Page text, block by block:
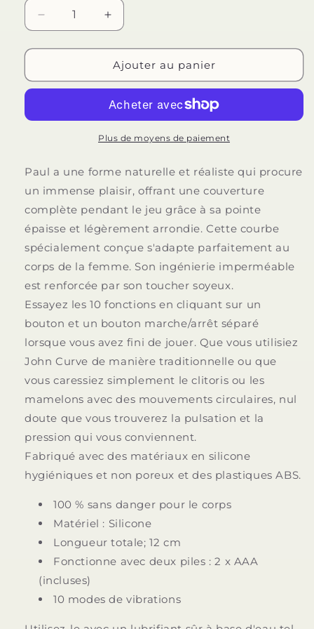
Réduire
la
quantité
GLOSSY
VIBRATEUR
PAUL
Augmenter
la
quantité
de
GLOSSY
VIBRATEUR
PAUL
ROSE
Ajouter au panier
Plus de moyens de paiement
Paul a une forme naturelle et réaliste qui procure
un immense plaisir, offrant une couverture
complète pendant le jeu grâce à sa pointe
épaisse et légèrement arrondie. Cette courbe
spécialement conçue s'adapte parfaitement au
corps de la femme. Son ingénierie imperméable
est renforcée par son toucher soyeux.
Essayez les 10 fonctions en cliquant sur un
bouton et un bouton marche/arrêt séparé
lorsque vous avez fini de jouer. Que vous utilisiez
John Curve de manière traditionnelle ou que
vous caressiez simplement le clitoris ou les
mamelons avec des mouvements circulaires, nul
doute que vous trouverez la pulsation et la
pression qui vous conviennent.
Fabriqué avec des matériaux en silicone
hygiéniques et non poreux et des plastiques ABS.
100 % sans danger pour le corps
Matériel : Silicone
Longueur totale; 12 cm
Fonctionne avec deux piles : 2 x AAA
(incluses)
10 modes de vibrations